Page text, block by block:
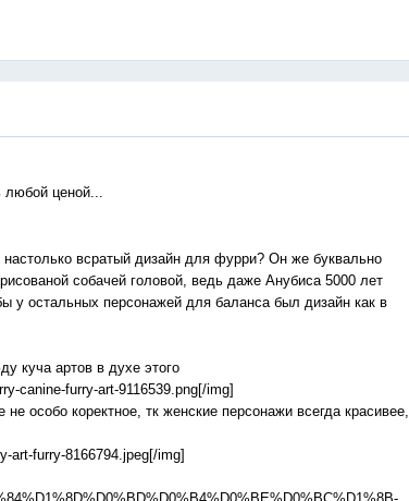
любой ценой...
всратый дизайн для фурри? Он же буквально
собачей головой, ведь даже Анубиса 5000 лет
у остальных персонажей для баланса был дизайн как в
куча артов в духе этого
canine-furry-art-9116539.png[/img]
особо коректное, тк женские персонажи всегда красивее,
art-furry-8166794.jpeg[/img]